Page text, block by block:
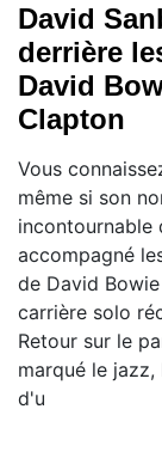
David
derrière
David
Clapton
Vous
même si son
incontournable
accompagné
de David
carrière solo
Retour sur le
marqué le
d'u